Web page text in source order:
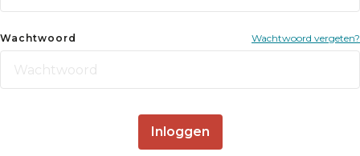
Wachtwoord Wachtwoord vergeten?
Inloggen